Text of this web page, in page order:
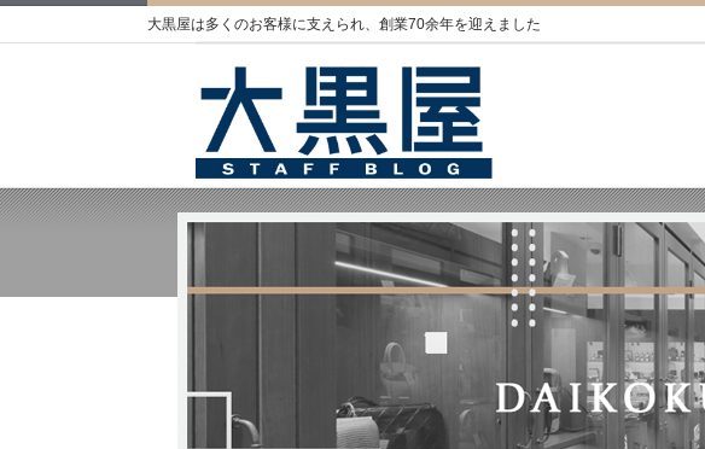
大黒屋は多くのお客様に支えられ、創業70余年を迎えました